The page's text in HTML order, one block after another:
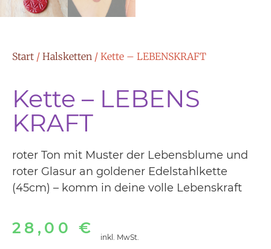
Start / Halsketten / Kette – LEBENSKRAFT
Kette – LEBENS
KRAFT
roter Ton mit Muster der Lebensblume und
roter Glasur an goldener Edelstahlkette
(45cm) – komm in deine volle Lebenskraft
28,00€ inkl. MwSt.